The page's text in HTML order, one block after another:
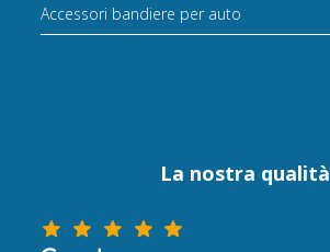
Accessori bandiere per auto
La nostra qualità